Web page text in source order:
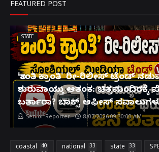
FEATURED POST
STATE
'ಶಾಂತಿ ಕ್ರಾಂತಿ' ರೀ-ರಿಲೀಸ್ ಟ್ರೆಂಡ್
ಶುರುವಾಯ್ತು ಆತಂಕ: ಚಿತ್ರಮಂದಿರಕ್ಕೆ
ಬರ್ತಾರಾ? ಬಾಕ್ಸ್ ಆಫೀಸ್
Senior Reporter 8/07/2026 09:30:00 AM
coastal
40
national
33
state
33